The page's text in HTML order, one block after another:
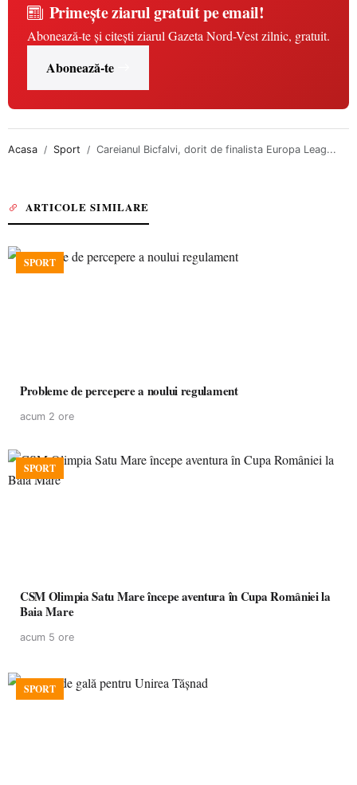
Primește ziarul gratuit pe email!
Abonează-te și citești ziarul Gazeta Nord-Vest zilnic, gratuit.
Abonează-te
Acasa Sport Careianul Bicfalvi, dorit de finalista Europa Leag...
ARTICOLE SIMILARE
SPORT
Probleme de percepere a noului regulament
acum 2 ore
SPORT
CSM Olimpia Satu Mare începe aventura în Cupa României la
Baia Mare
acum 5 ore
SPORT